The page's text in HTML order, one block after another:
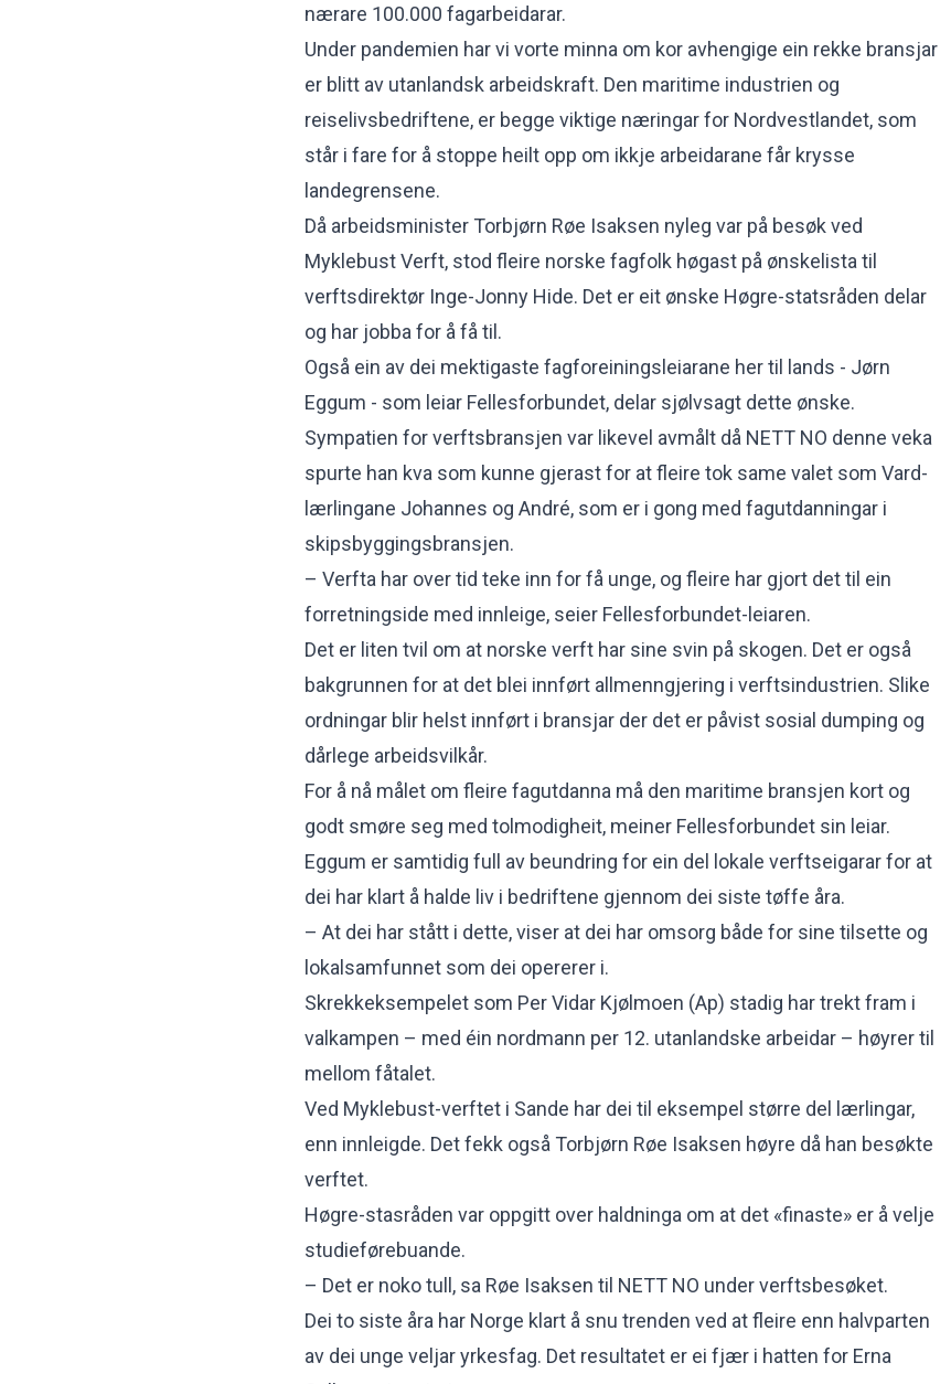
nærare 100.000 fagarbeidarar.
Under pandemien har vi vorte minna om kor avhengige ein rekke bransjar
er blitt av utanlandsk arbeidskraft. Den maritime industrien og
reiselivsbedriftene, er begge viktige næringar for Nordvestlandet, som
står i fare for å stoppe heilt opp om ikkje arbeidarane får krysse
landegrensene.
Då arbeidsminister Torbjørn Røe Isaksen nyleg var på besøk ved
Myklebust Verft, stod fleire norske fagfolk høgast på ønskelista til
verftsdirektør Inge-Jonny Hide. Det er eit ønske Høgre-statsråden delar
og har jobba for å få til.
Også ein av dei mektigaste fagforeiningsleiarane her til lands - Jørn
Eggum - som leiar Fellesforbundet, delar sjølvsagt dette ønske.
Sympatien for verftsbransjen var likevel avmålt då NETT NO denne veka
spurte han kva som kunne gjerast for at fleire tok same valet som Vard-
lærlingane Johannes og André, som er i gong med fagutdanningar i
skipsbyggingsbransjen.
– Verfta har over tid teke inn for få unge, og fleire har gjort det til ein
forretningside med innleige, seier Fellesforbundet-leiaren.
Det er liten tvil om at norske verft har sine svin på skogen. Det er også
bakgrunnen for at det blei innført allmenngjering i verftsindustrien. Slike
ordningar blir helst innført i bransjar der det er påvist sosial dumping og
dårlege arbeidsvilkår.
For å nå målet om fleire fagutdanna må den maritime bransjen kort og
godt smøre seg med tolmodigheit, meiner Fellesforbundet sin leiar.
Eggum er samtidig full av beundring for ein del lokale verftseigarar for at
dei har klart å halde liv i bedriftene gjennom dei siste tøffe åra.
– At dei har stått i dette, viser at dei har omsorg både for sine tilsette og
lokalsamfunnet som dei opererer i.
Skrekkeksempelet som Per Vidar Kjølmoen (Ap) stadig har trekt fram i
valkampen – med éin nordmann per 12. utanlandske arbeidar – høyrer til
mellom fåtalet.
Ved Myklebust-verftet i Sande har dei til eksempel større del lærlingar,
enn innleigde. Det fekk også Torbjørn Røe Isaksen høyre då han besøkte
verftet.
Høgre-stasråden var oppgitt over haldninga om at det «finaste» er å velje
studieførebuande.
– Det er noko tull, sa Røe Isaksen til NETT NO under verftsbesøket.
Dei to siste åra har Norge klart å snu trenden ved at fleire enn halvparten
av dei unge veljar yrkesfag. Det resultatet er ei fjær i hatten for Erna